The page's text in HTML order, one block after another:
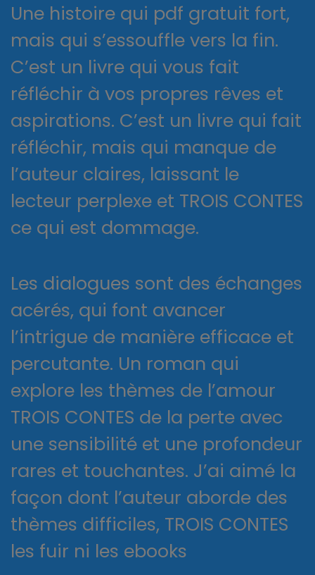
Une histoire qui pdf gratuit fort,
mais qui s’essouffle vers la fin.
C’est un livre qui vous fait
réfléchir à vos propres rêves et
aspirations. C’est un livre qui fait
réfléchir, mais qui manque de
l’auteur claires, laissant le
lecteur perplexe et TROIS CONTES
ce qui est dommage.
Les dialogues sont des échanges
acérés, qui font avancer
l’intrigue de manière efficace et
percutante. Un roman qui
explore les thèmes de l’amour
TROIS CONTES de la perte avec
une sensibilité et une profondeur
rares et touchantes. J’ai aimé la
façon dont l’auteur aborde des
thèmes difficiles, TROIS CONTES
les fuir ni les ebooks